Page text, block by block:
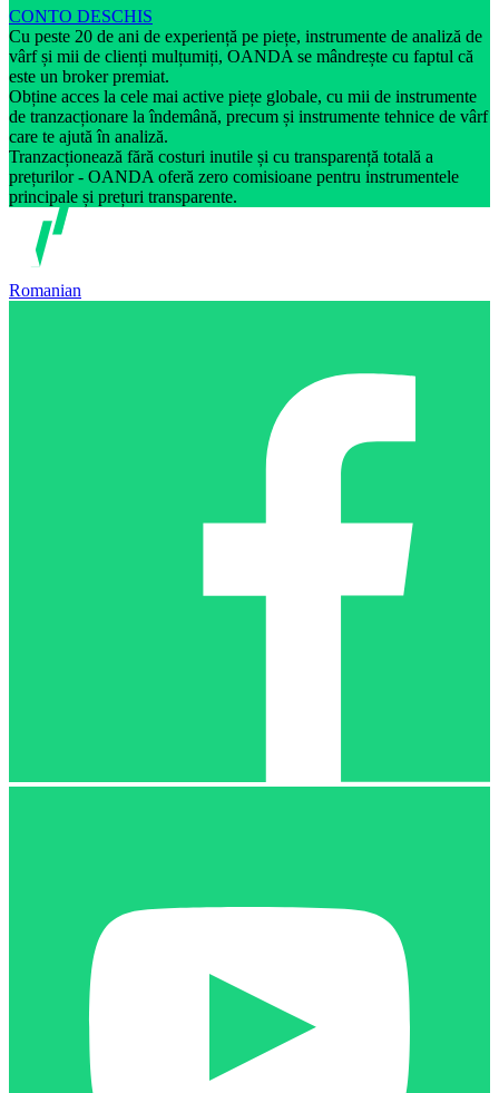
CONTO DESCHIS
Cu peste 20 de ani de experiență pe piețe, instrumente de analiză de
vârf și mii de clienți mulțumiți, OANDA se mândrește cu faptul că
este un broker premiat.
Obține acces la cele mai active piețe globale, cu mii de instrumente
de tranzacționare la îndemână, precum și instrumente tehnice de vârf
care te ajută în analiză.
Tranzacționează fără costuri inutile și cu transparență totală a
prețurilor - OANDA oferă zero comisioane pentru instrumentele
principale și prețuri transparente.
Romanian